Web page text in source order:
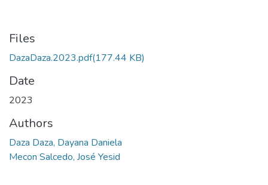
Files
DazaDaza.2023.pdf(177.44 KB)
Date
2023
Authors
Daza Daza, Dayana Daniela
Mecon Salcedo, José Yesid